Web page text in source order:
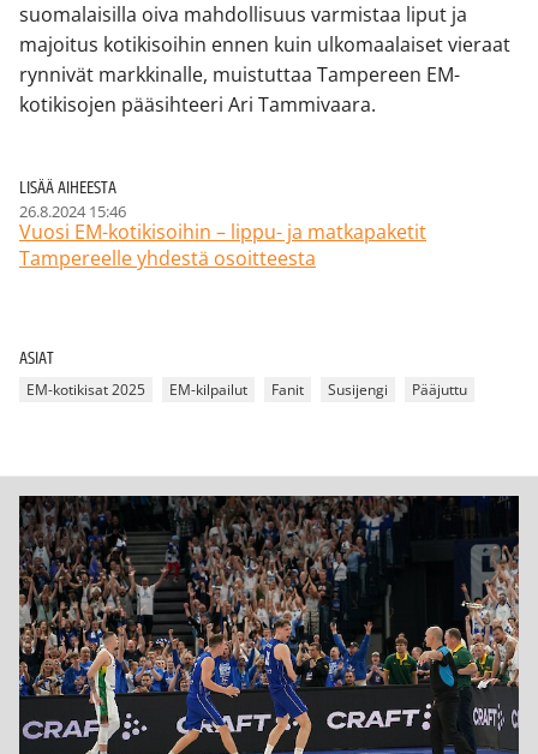
suomalaisilla oiva mahdollisuus varmistaa liput ja
majoitus kotikisoihin ennen kuin ulkomaalaiset vieraat
rynnivät markkinalle, muistuttaa Tampereen EM-
kotikisojen pääsihteeri Ari Tammivaara.
LISÄÄ AIHEESTA
26.8.2024 15:46
Vuosi EM-kotikisoihin – lippu- ja matkapaketit
Tampereelle yhdestä osoitteesta
ASIAT
EM-kotikisat 2025 EM-kilpailut Fanit Susijengi Pääjuttu